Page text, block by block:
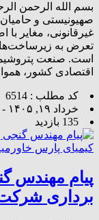
بسم الله الرحمن
صهیونیستی و
غیرقانونی، مغایر
تعرض به
است. صنعت
اقتصادی کشور،
کد مطلب : 6514
خرداد ۱۹, ۱۴۰۵ - 2:12 ب.ظ
135 بازدید
پیام مهندس
برداری شرکت